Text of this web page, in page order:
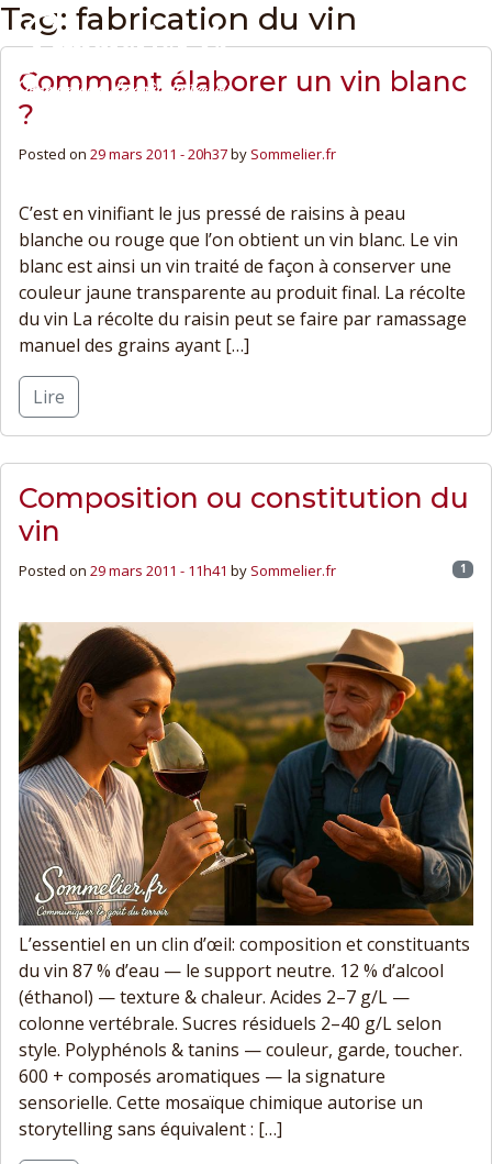
Tag: fabrication du vin
Comment élaborer un vin blanc
?
Posted on 29 mars 2011 - 20h37by Sommelier.fr
C’est en vinifiant le jus pressé de raisins à peau
blanche ou rouge que l’on obtient un vin blanc. Le vin
blanc est ainsi un vin traité de façon à conserver une
couleur jaune transparente au produit final. La récolte
du vin La récolte du raisin peut se faire par ramassage
manuel des grains ayant […]
Lire
Composition ou constitution du
vin
Posted on 29 mars 2011 - 11h41 by Sommelier.fr 1
L’essentiel en un clin d’œil: composition et constituants
du vin 87 % d’eau — le support neutre. 12 % d’alcool
(éthanol) — texture & chaleur. Acides 2–7 g/L —
colonne vertébrale. Sucres résiduels 2–40 g/L selon
style. Polyphénols & tanins — couleur, garde, toucher.
600 + composés aromatiques — la signature
sensorielle. Cette mosaïque chimique autorise un
storytelling sans équivalent : […]